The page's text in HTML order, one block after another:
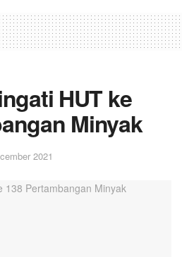
HUT ke
Minyak
2021